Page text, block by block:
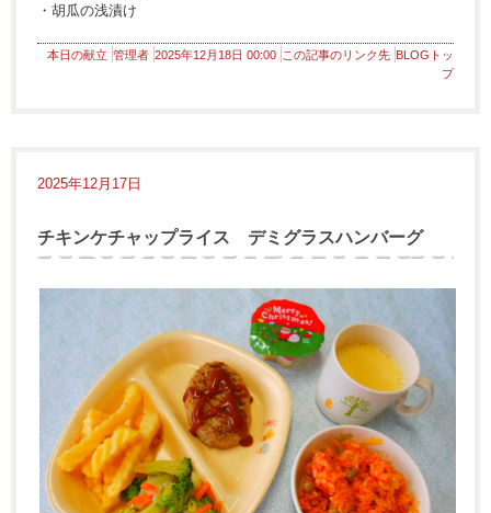
・胡瓜の浅漬け
本日の献立 管理者 2025年12月18日 00:00 この記事のリンク先 BLOGトッ
プ
2025年12月17日
チキンケチャップライス デミグラスハンバーグ